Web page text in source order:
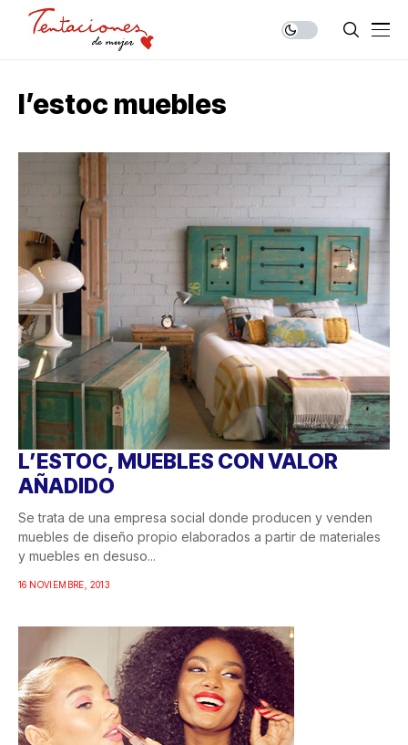
l’estoc muebles
L’ESTOC, MUEBLES CON VALOR
AÑADIDO
Se trata de una empresa social donde producen y venden
muebles de diseño propio elaborados a partir de materiales
y muebles en desuso...
16 NOVIEMBRE, 2013